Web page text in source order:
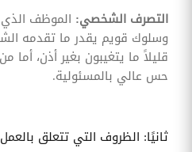
التصرف الشخصي: الموظف
وسلوك قويم يقدر ما تقدمه
قليلاً ما يتغيبون بغير أذن،
حس عالي بالمسئولية.
ثانيًا: الظروف التي تتعلق بالعمل